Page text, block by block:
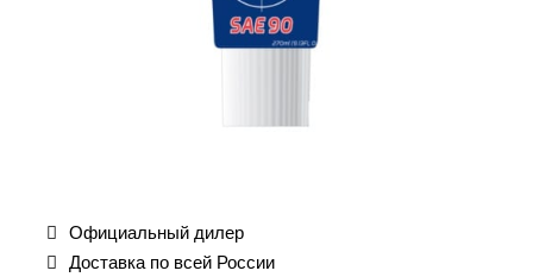
Официальный дилер
Доставка по всей России